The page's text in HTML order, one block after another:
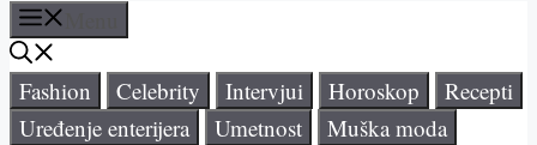
Fashion Celebrity Intervjui Horoskop
Recepti
Uređenje enterijera
Umetnost Muška moda